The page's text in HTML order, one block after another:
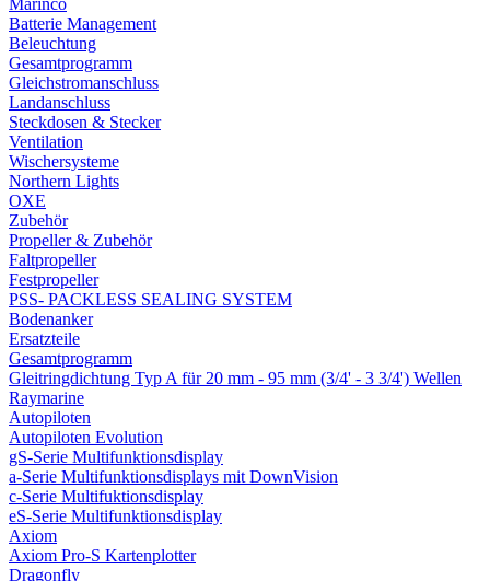
Marinco
Batterie Management
Beleuchtung
Gesamtprogramm
Gleichstromanschluss
Landanschluss
Steckdosen & Stecker
Ventilation
Wischersysteme
Northern Lights
OXE
Zubehör
Propeller & Zubehör
Faltpropeller
Festpropeller
PSS- PACKLESS SEALING SYSTEM
Bodenanker
Ersatzteile
Gesamtprogramm
Gleitringdichtung Typ A für 20 mm - 95 mm (3/4' - 3 3/4') Wellen
Raymarine
Autopiloten
Autopiloten Evolution
gS-Serie Multifunktionsdisplay
a-Serie Multifunktionsdisplays mit DownVision
c-Serie Multifuktionsdisplay
eS-Serie Multifunktionsdisplay
Axiom
Axiom Pro-S Kartenplotter
Dragonfly